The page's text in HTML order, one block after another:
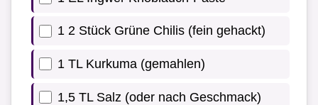
1 2 Stück Grüne Chilis (fein gehackt)
1 TL Kurkuma (gemahlen)
1,5 TL Salz (oder nach Geschmack)